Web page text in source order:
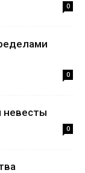
0
0
невесты
0